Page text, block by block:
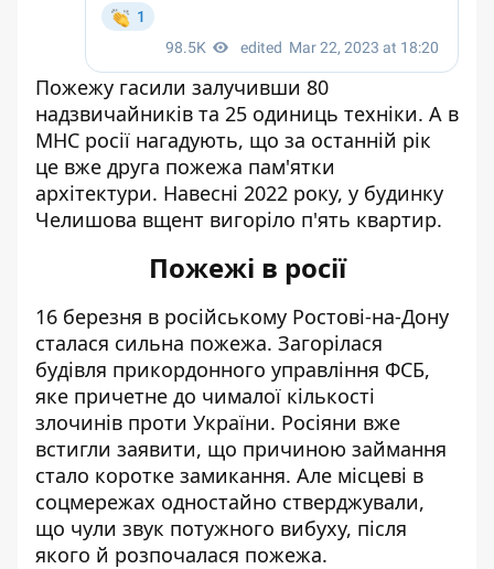
Пожежу гасили залучивши 80
надзвичайників та 25 одиниць техніки. А в
МНС росії нагадують, що за останній рік
це вже друга пожежа пам'ятки
архітектури. Навесні 2022 року, у будинку
Челишова вщент вигоріло п'ять квартир.
Пожежі в росії
16 березня в російському Ростові-на-Дону
сталася сильна пожежа. Загорілася
будівля прикордонного управління ФСБ,
яке причетне до чималої кількості
злочинів проти України. Росіяни вже
встигли заявити, що причиною займання
стало коротке замикання. Але місцеві в
соцмережах одностайно стверджували,
що чули звук потужного вибуху, після
якого й розпочалася пожежа.